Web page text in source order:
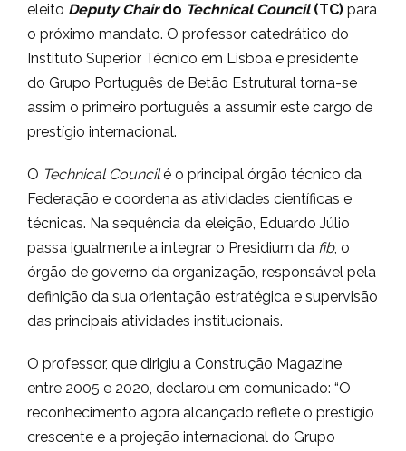
eleito Deputy Chairdo Technical Council(TC) para
o próximo mandato. O professor catedrático do
Instituto Superior Técnico em Lisboa e presidente
do Grupo Português de Betão Estrutural torna-se
assim o primeiro português a assumir este cargo de
prestígio internacional.
O Technical Councilé o principal órgão técnico da
Federação e coordena as atividades científicas e
técnicas. Na sequência da eleição, Eduardo Júlio
passa igualmente a integrar o Presidium da fib, o
órgão de governo da organização, responsável pela
definição da sua orientação estratégica e supervisão
das principais atividades institucionais.
O professor, que dirigiu a Construção Magazine
entre 2005 e 2020, declarou em comunicado: “O
reconhecimento agora alcançado reflete o prestígio
crescente e a projeção internacional do Grupo